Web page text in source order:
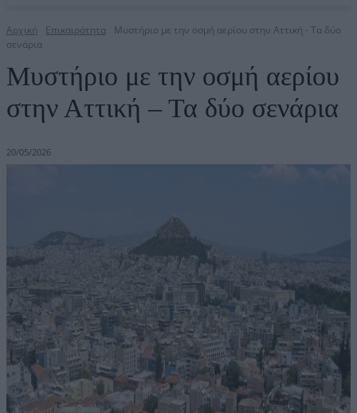
Αρχική Επικαιρότητα
Μυστήριο με την οσμή αερίου στην Αττική - Τα δύο
σενάρια
Μυστήριο με την οσμή αερίου
στην Αττική – Τα δύο σενάρια
20/05/2026